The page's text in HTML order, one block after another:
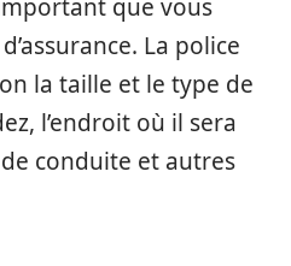
que vous
La police
la taille et le type de
l’endroit où il sera
conduite et autres